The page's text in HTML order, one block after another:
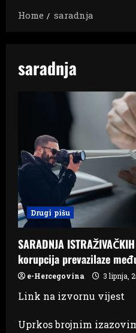
Home
saradnja
saradnja
Drugi pišu
SARADNJA
korupcija prevazilaze
e-Hercegovina 3 lipnja,
Link na izvornu vijest
Uprkos brojnim